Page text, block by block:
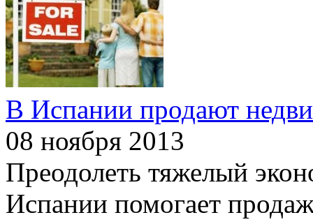
В Испании продают
08 ноября 2013
Преодолеть тяжелый
Испании помогает